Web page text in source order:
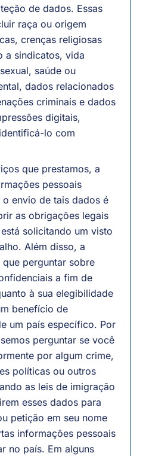
de dados. Essas
raça ou origem
crenças religiosas
a sindicatos, vida
saúde ou
dados relacionados
criminais e dados
digitais,
lo com
que prestamos, a
pessoais
envio de tais dados é
as obrigações legais
solicitando um visto
Além disso, a
perguntar sobre
a fim de
à sua elegibilidade
benefício de
um país específico. Por
perguntar se você
por algum crime,
políticas ou outros
as leis de imigração
esses dados para
petição em seu nome
informações pessoais
no país. Em alguns